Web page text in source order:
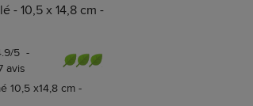
- 10,5 x 14,8 cm -
/5 -
avis
10,5 x14,8 cm -